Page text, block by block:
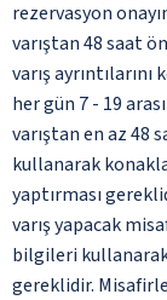
rezervasyon
varıştan 48 saat
varış
her gün 7 - 19
varıştan en az 48
kullanarak
yaptırması
varış yapacak
bilgileri
gereklidir.